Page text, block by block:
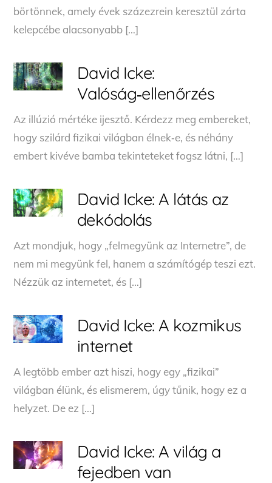
börtönnek, amely évek százezrein keresztül zárta
kelepcébe alacsonyabb […]
David Icke:
Valóság‑ellenőrzés
Az illúzió mértéke ijesztő. Kérdezz meg embereket,
hogy szilárd fizikai világban élnek‑e, és néhány
embert kivéve bamba tekinteteket fogsz látni, […]
David Icke: A látás az
dekódolás
Azt mondjuk, hogy „felmegyünk az Internetre”, de
nem mi megyünk fel, hanem a számítógép teszi ezt.
Nézzük az internetet, és […]
David Icke: A kozmikus
internet
A legtöbb ember azt hiszi, hogy egy „fizikai”
világban élünk, és elismerem, úgy tűnik, hogy ez a
helyzet. De ez […]
David Icke: A világ a
fejedben van